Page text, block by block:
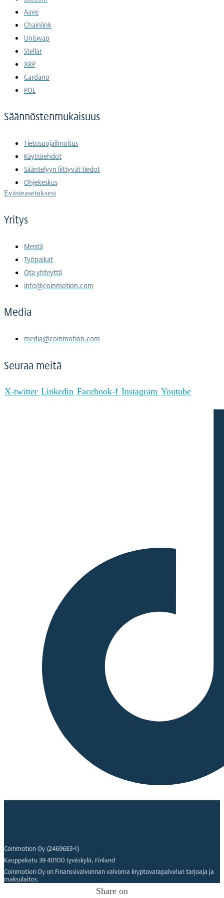
Aave
Chainlink
Uniswap
Stellar
XRP
Cardano
POL
Säännöstenmukaisuus
Tietosuojailmoitus
Käyttöehdot
Sääntelyyn liittyvät tiedot
Ohjekeskus
Evästeasetuksesi
Yritys
Meistä
Työpaikat
Ota yhteyttä
info@coinmotion.com
Media
media@coinmotion.com
Seuraa meitä
X-twitter Linkedin Facebook-f Instagram Youtube
Coinmotion Oy (2469683-1)
Kauppakatu 39 40100 Jyväskylä, Finland
Coinmotion Oy on Finanssivalvonnan valvoma kryptovarapalvelun tarjoaja ja
maksulaitos.
Share on